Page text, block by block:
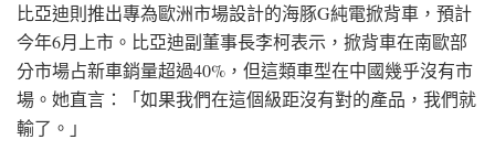
比亞迪則推出專為歐洲市場設計的海豚G純電掀背車，預計
今年6月上市。比亞迪副董事長李柯表示，掀背車在南歐部
分市場占新車銷量超過40%，但這類車型在中國幾乎沒有市
場。她直言：「如果我們在這個級距沒有對的產品，我們就
輸了。」